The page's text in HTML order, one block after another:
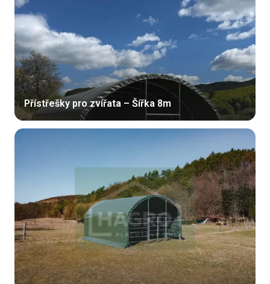
Přístřešky pro zvířata – Šířka 8m